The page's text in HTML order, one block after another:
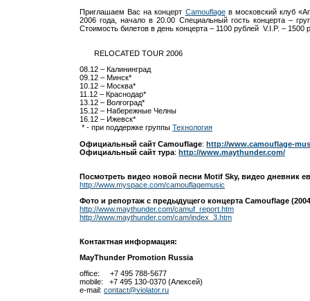
Приглашаем Вас на концерт Camouflageв московский клуб
2006 года, начало в 20.00 Специальный гость концерта –
Стоимость билетов в день концерта – 1100 рублей V.I.P. –
RELOCATED TOUR 2006
08.12 – Калининград
09.12 – Минск*
10.12 – Москва*
11.12 – Краснодар*
13.12 – Волгоград*
15.12 – Набережные Челны
16.12 – Ижевск*
* - при поддержке группы Технология
Официальный сайт Camouflage: http://www.camouflage-
Официальный сайт тура: http://www.maythunder.com/
Посмотреть видео новой песни Motif Sky, видео дневник
http://www.myspace.com/camouflagemusic
Фото и репортаж с предыдущего концерта Camouflage
http://www.maythunder.com/camuf_report.htm
http://www.maythunder.com/cam/index_3.htm
Контактная информация:
MayThunder Promotion Russia
office: +7 495 788-5677
mobile: +7 495 130-0370 (Алексей)
e-mail: contact@violator.ru